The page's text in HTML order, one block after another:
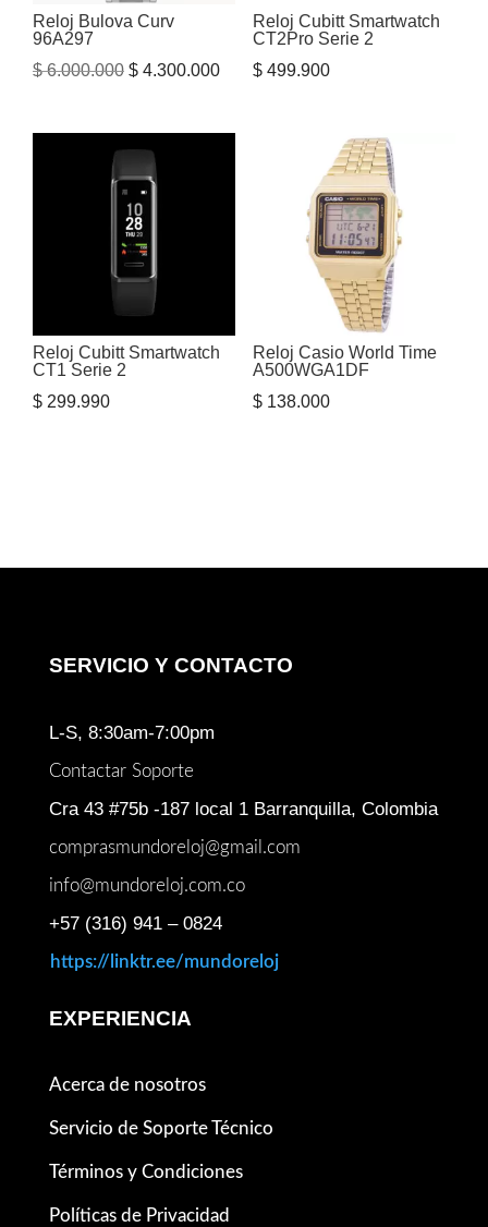
Reloj Bulova Curv
96A297
$6.000.000 El
era:
$ 6.000.000.
$ 4.300.000El
Reloj Cubitt Smartwatch
CT2Pro Serie 2
$499.900
Reloj Cubitt Smartwatch
CT1 Serie 2
$ 299.990
Reloj Casio World Time
A500WGA1DF
$138.000
SERVICIO Y CONTACTO
L-S, 8:30am-7:00pm
Contactar Soporte
Cra 43 #75b -187 local 1 Barranquilla, Colombia
comprasmundoreloj@gmail.com
info@mundoreloj.com.co
+57 (316) 941 – 0824
https://linktr.ee/mundoreloj
EXPERIENCIA
Acerca de nosotros
Servicio de Soporte Técnico
Términos y Condiciones
Políticas de Privacidad